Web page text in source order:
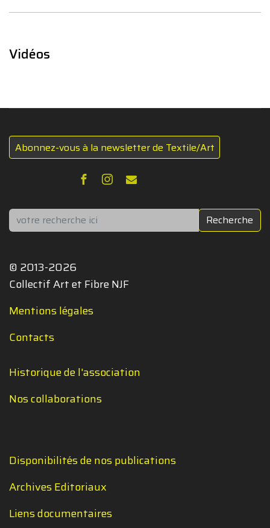
Vidéos
Abonnez-vous à la newsletter de Textile/Art
Rechercher Recherche
© 2013-2026
Collectif Art et Fibre NJF
Mentions légales
Contacts
Historique de l'association
Nos collaborations
Disponibilités de nos publications
Archives Editoriaux
Liens documentaires